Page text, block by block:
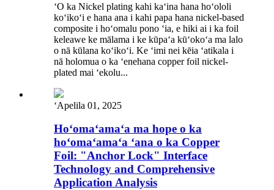
ʻO ka Nickel plating kahi kaʻina hana hoʻololi
koʻikoʻi e hana ana i kahi papa hana nickel-based
composite i hoʻomalu pono ʻia, e hiki ai i ka foil
keleawe ke mālama i ke kūpaʻa kūʻokoʻa ma lalo
o nā kūlana koʻikoʻi. Ke ʻimi nei kēia ʻatikala i
nā holomua o ka ʻenehana copper foil nickel-
plated mai ʻekolu...
ʻApelila 01, 2025
Hoʻomaʻamaʻa ma hope o ka
hoʻomaʻamaʻa ʻana o ka Copper
Foil: "Anchor Lock" Interface
Technology and Comprehensive
Application Analysis